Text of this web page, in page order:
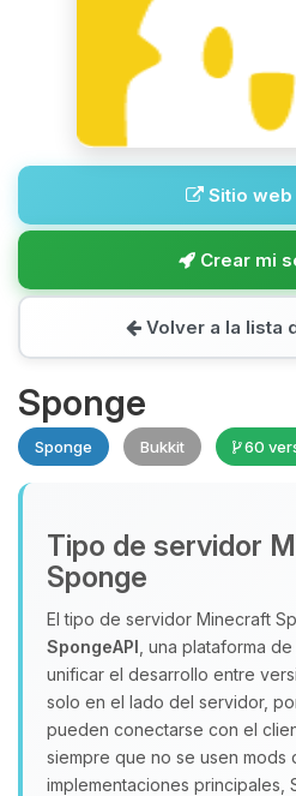
Sitio web
Crear mi
Volver a la lista
Sponge
Sponge Bukkit 60
Tipo de servidor
Sponge
El tipo de servidor Minecraft
SpongeAPI , una plataforma
unificar el desarrollo entre
solo en el lado del servidor,
pueden conectarse con el
siempre que no se usen mods
implementaciones principales,
Yupi, por fin
hablar! Soy
asistente de
que necesitas y
pequenos circuitos